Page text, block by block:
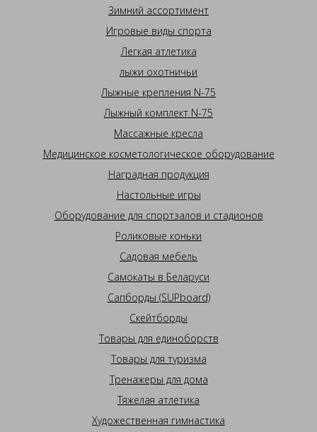
Зимний ассортимент
Игровые виды спорта
Легкая атлетика
лыжи охотничьи
Лыжные крепления N-75
Лыжный комплект N-75
Массажные кресла
Медицинское косметологическое оборудование
Наградная продукция
Настольные игры
Оборудование для спортзалов и стадионов
Роликовые коньки
Садовая мебель
Самокаты в Беларуси
Сапборды (SUPboard)
Скейтборды
Товары для единоборств
Товары для туризма
Тренажеры для дома
Тяжелая атлетика
Художественная гимнастика